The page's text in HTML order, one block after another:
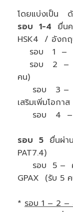
โดยแบ่งเป็น
รอบ 1-4 ยื่น
HSK4 / อังกฤ
รอบ 1 –
รอบ 2 –
คน)
รอบ 3 –
เสริมเพิ่มโอก
รอบ 4 –
รอบ 5 ยื่นผ่า
PAT7.4)
รอบ 5 – คะ
GPAX (รับ 5
* รอบ 1 – 2 –